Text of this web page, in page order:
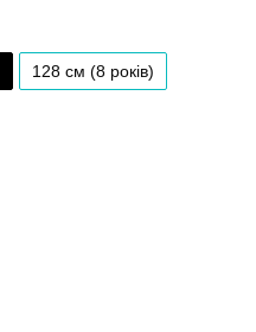
128 см (8 років)